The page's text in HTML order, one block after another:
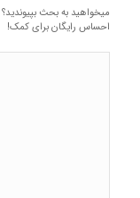
میخواهید به بحث بپیوندید؟
احساس رایگان برای کمک!